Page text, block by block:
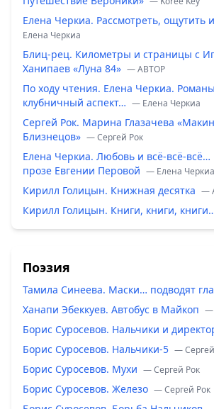
Елена Черкиа. Рассмотреть, ощутить
Елена Черкиа
Блиц-рец. Километры и страницы с
Ханипаев «Луна 84» — ABTOP
По ходу чтения. Елена Черкиа.
клубничный аспект… — Елена Черкиа
Сергей Рок. Марина Глазачева
Близнецов» — Сергей Рок
Елена Черкиа. Любовь и всё-всё-
прозе Евгении Перовой — Елена Черкиа
Кирилл Голицын. Книжная десятка —
Кирилл Голицын. Книги, книги,
Поэзия
Тамила Синеева. Маски… подводят
Ханапи Эбеккуев. Автобус в Майкоп —
Борис Суросевов. Нальчики и
Борис Суросевов. Нальчики-5 —
Борис Суросевов. Мухи — Сергей Рок
Борис Суросевов. Железо — Сергей Рок